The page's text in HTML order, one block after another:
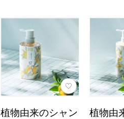
植物由来のシャン
植物由